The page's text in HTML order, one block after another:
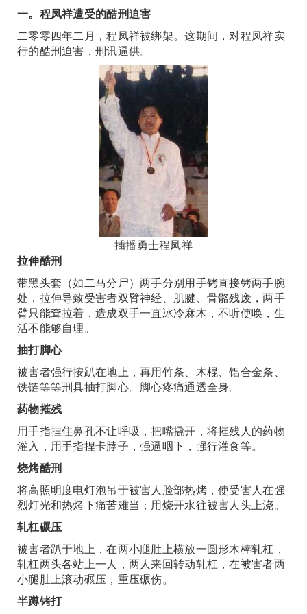
一。程凤祥遭受的酷刑迫害
二零零四年二月，程凤祥被绑架。这期间，对程凤祥实
行的酷刑迫害，刑讯逼供。
插播勇士程凤祥
拉伸酷刑
带黑头套（如二马分尸）两手分别用手铐直接铐两手腕
处，拉伸导致受害者双臂神经、肌腱、骨骼残废，两手
臂只能耷拉着，造成双手一直冰冷麻木，不听使唤，生
活不能够自理。
抽打脚心
被害者强行按趴在地上，再用竹条、木棍、铝合金条、
铁链等等刑具抽打脚心。脚心疼痛通透全身。
药物摧残
用手指捏住鼻孔不让呼吸，把嘴撬开，将摧残人的药物
灌入，用手指捏卡脖子，强逼咽下，强行灌食等。
烧烤酷刑
将高照明度电灯泡吊于被害人脸部热烤，使受害人在强
烈灯光和热烤下痛苦难当；用烧开水往被害人头上浇。
轧杠碾压
被害者趴于地上，在两小腿肚上横放一圆形木棒轧杠，
轧杠两头各站上一人，两人来回转动轧杠，在被害者两
小腿肚上滚动碾压，重压碾伤。
半蹲铐打